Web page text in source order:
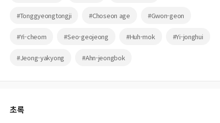
#Tonggyeongtongji #Choseon age #Gwon-geon
#Yi-cheom #Seo-geojeong #Huh-mok #Yi-jonghui
#Jeong-yakyong #Ahn-jeongbok
초록